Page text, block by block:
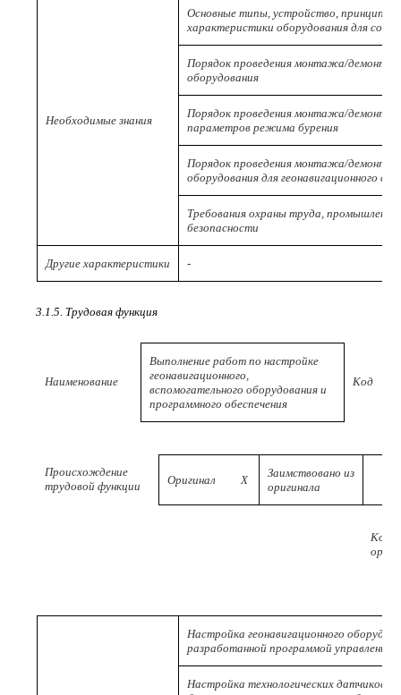
Необходимые знания
Основные типы, устройство, принцип
характеристики оборудования для
Порядок проведения монтажа/
оборудования
Порядок проведения монтажа/
параметров режима бурения
Порядок проведения монтажа/
оборудования для геонавигационного
Требования охраны труда,
безопасности
Другие характеристики -
3.1.5. Трудовая функция
Наименование
Выполнение работ по настройке
геонавигационного,
вспомогательного оборудования и
программного обеспечения
Код
Происхождение
трудовой функции
Оригинал X
Заимствовано из
оригинала
Код
Настройка геонавигационного
разработанной программой
Настройка технологических датчиков